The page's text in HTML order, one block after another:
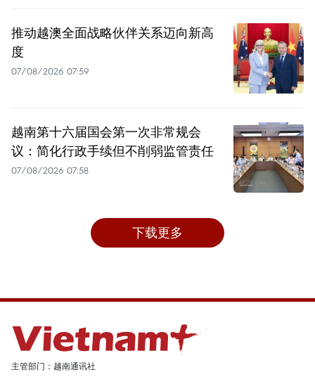
推动越澳全面战略伙伴关系迈向新高
度
07/08/2026 07:59
越南第十六届国会第一次非常规会
议：简化行政手续但不削弱监管责任
07/08/2026 07:58
下载更多
主管部门：越南通讯社